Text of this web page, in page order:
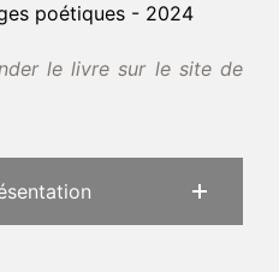
poétiques - 2024
le livre sur le site de